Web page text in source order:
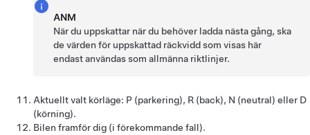
ANM
När du uppskattar när du behöver ladda nästa gång, ska
de värden för uppskattad räckvidd som visas här
endast användas som allmänna riktlinjer.
Aktuellt valt körläge: P (parkering), R (back), N (neutral) eller D
(körning).
Bilen framför dig (i förekommande fall).